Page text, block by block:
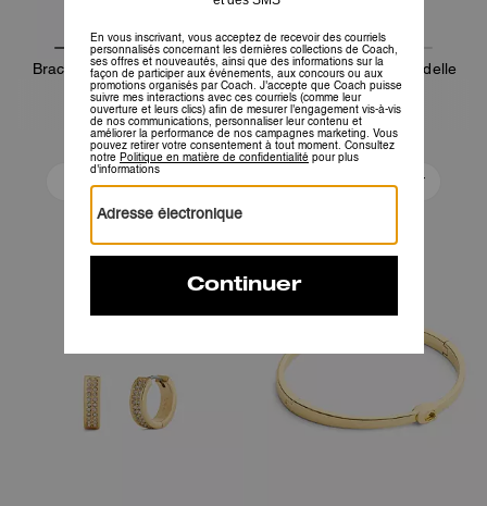
Bracelet Rigide Répété C
70 €
Collier Répété C Rondelle
80 €
Ajouter Au Panier
Bestseller